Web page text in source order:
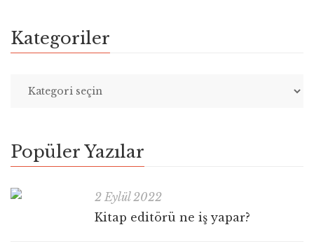
Kategoriler
Popüler Yazılar
2 Eylül 2022
Kitap editörü ne iş yapar?